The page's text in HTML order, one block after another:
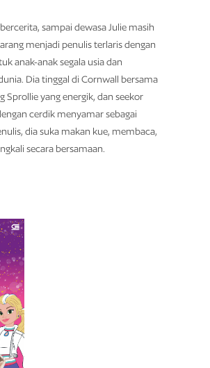
sampai dewasa Julie masih
menjadi penulis terlaris dengan
anak-anak segala usia dan
Dia tinggal di Cornwall bersama
Sprollie yang energik, dan seekor
cerdik menyamar sebagai
dia suka makan kue, membaca,
secara bersamaan.